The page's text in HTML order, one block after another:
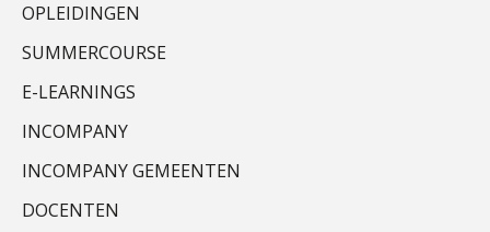
OPLEIDINGEN
SUMMERCOURSE
E-LEARNINGS
INCOMPANY
INCOMPANY GEMEENTEN
DOCENTEN